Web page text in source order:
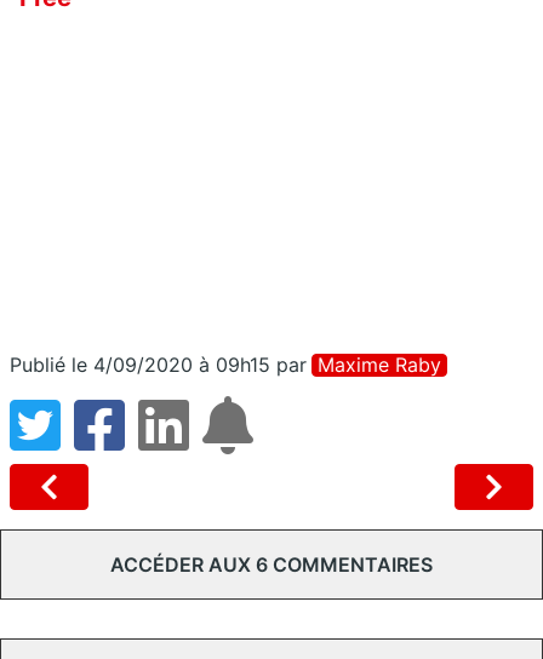
Publié le 4/09/2020 à 09h15 par Maxime Raby
ACCÉDER AUX 6 COMMENTAIRES